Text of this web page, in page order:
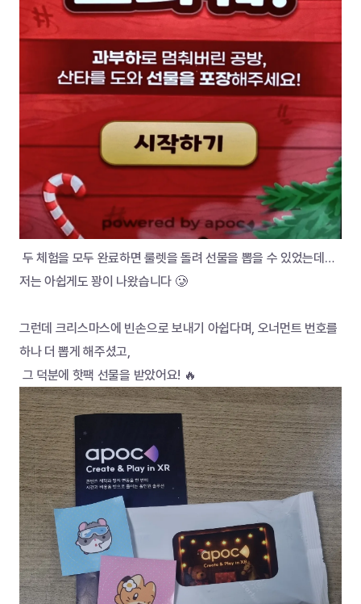
저는 아쉽게도 꽝이 나왔습니다 🥲
그런데 크리스마스에 빈손으로 보내기 아쉽다며, 오너먼트 번호를
하나 더 뽑게 해주셨고,
그 덕분에 핫팩 선물을 받았어요! 🔥